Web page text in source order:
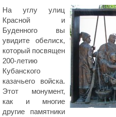
На углу улиц
Красной и
Буденного вы
увидите обелиск,
который посвящен
200-летию
Кубанского
казачьего войска.
Этот монумент,
как и многие
другие памятники